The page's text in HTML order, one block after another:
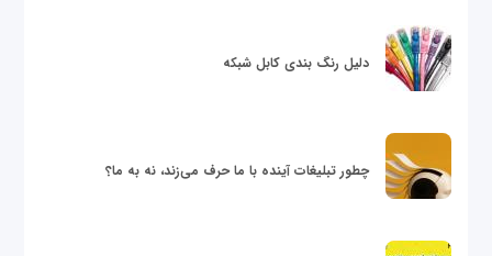
دلیل رنگ بندی کابل شبکه
چطور تبلیغات آینده با ما حرف می‌زند، نه به ما؟